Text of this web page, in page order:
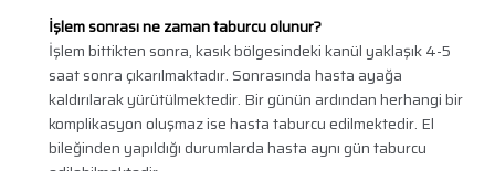
İşlem sonrası ne zaman taburcu olunur?
İşlem bittikten sonra, kasık bölgesindeki kanül yaklaşık 4-5
saat sonra çıkarılmaktadır. Sonrasında hasta ayağa
kaldırılarak yürütülmektedir. Bir günün ardından herhangi bir
komplikasyon oluşmaz ise hasta taburcu edilmektedir. El
bileğinden yapıldığı durumlarda hasta aynı gün taburcu